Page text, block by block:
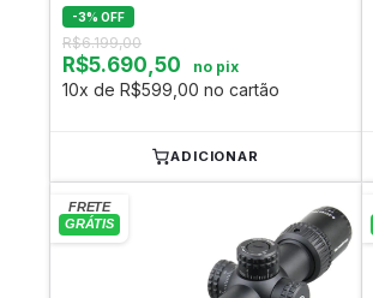
-3% OFF
R$6.199,00
R$5.690,50 no pix
10x de R$599,00 no cartão
ADICIONAR